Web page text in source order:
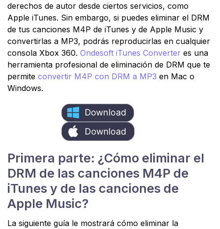
derechos de autor desde ciertos servicios, como
Apple iTunes. Sin embargo, si puedes eliminar el DRM
de tus canciones M4P de iTunes y de Apple Music y
convertirlas a MP3, podrás reproducirlas en cualquier
consola Xbox 360. Ondesoft iTunes Converter es una
herramienta profesional de eliminación de DRM que te
permite convertir M4P con DRM a MP3 en Mac o
Windows.
Primera parte: ¿Cómo eliminar el
DRM de las canciones M4P de
iTunes y de las canciones de
Apple Music?
La siguiente guía le mostrará cómo eliminar la